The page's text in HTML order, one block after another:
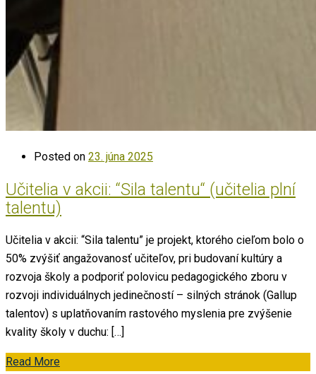
Posted on 23. júna 2025
Učitelia v akcii: “Sila talentu“ (učitelia plní
talentu)
Učitelia v akcii: “Sila talentu” je projekt, ktorého cieľom bolo o
50% zvýšiť angažovanosť učiteľov, pri budovaní kultúry a
rozvoja školy a podporiť polovicu pedagogického zboru v
rozvoji individuálnych jedinečností – silných stránok (Gallup
talentov) s uplatňovaním rastového myslenia pre zvýšenie
kvality školy v duchu: […]
Read More